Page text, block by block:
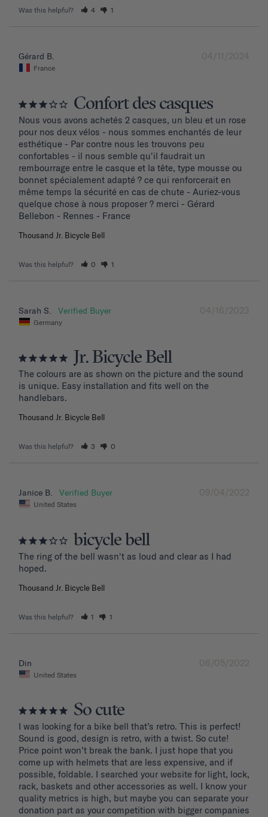
Was this helpful? 4 1
04/11/2024
Gérard B.
France
Confort des casques
Nous vous avons achetés 2 casques, un bleu et un rose
pour nos deux vélos - nous sommes enchantés de leur
esthétique - Par contre nous les trouvons peu
confortables - il nous semble qu'il faudrait un
rembourrage entre le casque et la tête, type mousse ou
bonnet spécialement adapté ? ce qui renforcerait en
même temps la sécurité en cas de chute - Auriez-vous
quelque chose à nous proposer ? merci - Gérard
Bellebon - Rennes - France
Thousand Jr. Bicycle Bell
Was this helpful? 0 1
04/16/2023
Sarah S.
Germany
Jr. Bicycle Bell
The colours are as shown on the picture and the sound
is unique. Easy installation and fits well on the
handlebars.
Thousand Jr. Bicycle Bell
Was this helpful? 3 0
09/04/2022
Janice B.
United States
bicycle bell
The ring of the bell wasn't as loud and clear as I had
hoped.
Thousand Jr. Bicycle Bell
Was this helpful? 1 1
06/05/2022
Din
United States
So cute
I was looking for a bike bell that’s retro. This is perfect!
Sound is good, design is retro, with a twist. So cute!
Price point won’t break the bank. I just hope that you
come up with helmets that are less expensive, and if
possible, foldable. I searched your website for light, lock,
rack, baskets and other accessories as well. I know your
quality metrics is high, but maybe you can separate your
donation part as your competition with bigger companies